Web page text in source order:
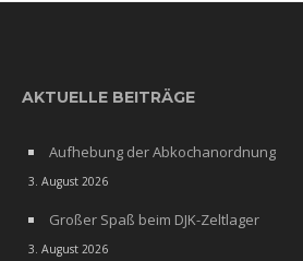
AKTUELLE BEITRÄGE
Aufhebung der Abkochanordnung
3. August 2026
Großer Spaß beim DJK-Zeltlager
3. August 2026